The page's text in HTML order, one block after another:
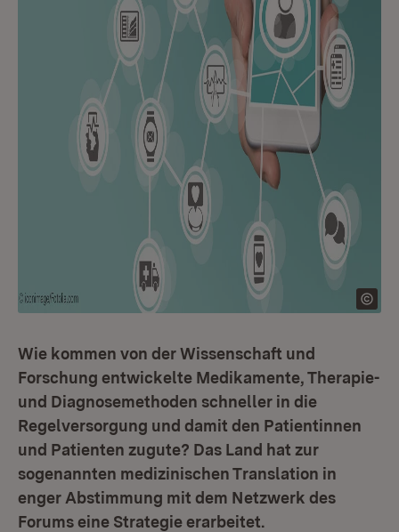
Wie kommen von der Wissenschaft und
Forschung entwickelte Medikamente, Therapie-
und Diagnosemethoden schneller in die
Regelversorgung und damit den Patientinnen
und Patienten zugute? Das Land hat zur
sogenannten medizinischen Translation in
enger Abstimmung mit dem Netzwerk des
Forums eine Strategie erarbeitet.